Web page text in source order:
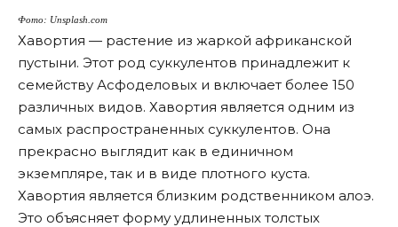
Фото: Unsplash.com
Хавортия — растение из жаркой африканской
пустыни. Этот род суккулентов принадлежит к
семейству Асфоделовых и включает более 150
различных видов. Хавортия является одним из
самых распространенных суккулентов. Она
прекрасно выглядит как в единичном
экземпляре, так и в виде плотного куста.
Хавортия является близким родственником алоэ.
Это объясняет форму удлиненных толстых